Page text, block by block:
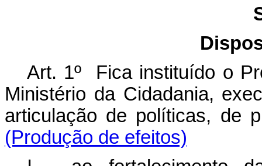
Art. 1º Fica instituído o
Ministério da Cidadania,
articulação de políticas,
(Produção de efeitos)